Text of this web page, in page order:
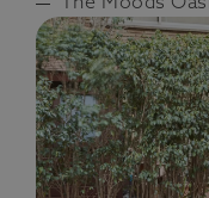
The Moods